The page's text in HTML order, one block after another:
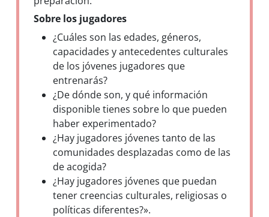
Sobre los jugadores
¿Cuáles son las edades, géneros,
capacidades y antecedentes culturales
de los jóvenes jugadores que
entrenarás?
¿De dónde son, y qué información
disponible tienes sobre lo que pueden
haber experimentado?
¿Hay jugadores jóvenes tanto de las
comunidades desplazadas como de las
de acogida?
¿Hay jugadores jóvenes que puedan
tener creencias culturales, religiosas o
políticas diferentes?».